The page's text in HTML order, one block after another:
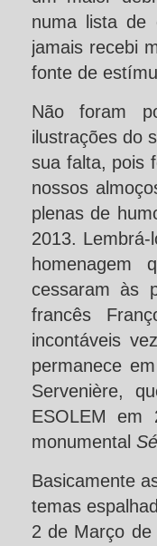
numa lista de
jamais recebi
fonte de
Não foram
ilustrações do
sua falta, pois
nossos
plenas de
2013.
homenagem
cessaram às
francês
incontáveis
permanece
Servenière,
ESOLEM em
monumental
Basicamente
temas
2 de Março